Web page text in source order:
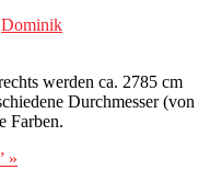
Dominik
werden ca. 2785 cm
Durchmesser (von
Farben.
»